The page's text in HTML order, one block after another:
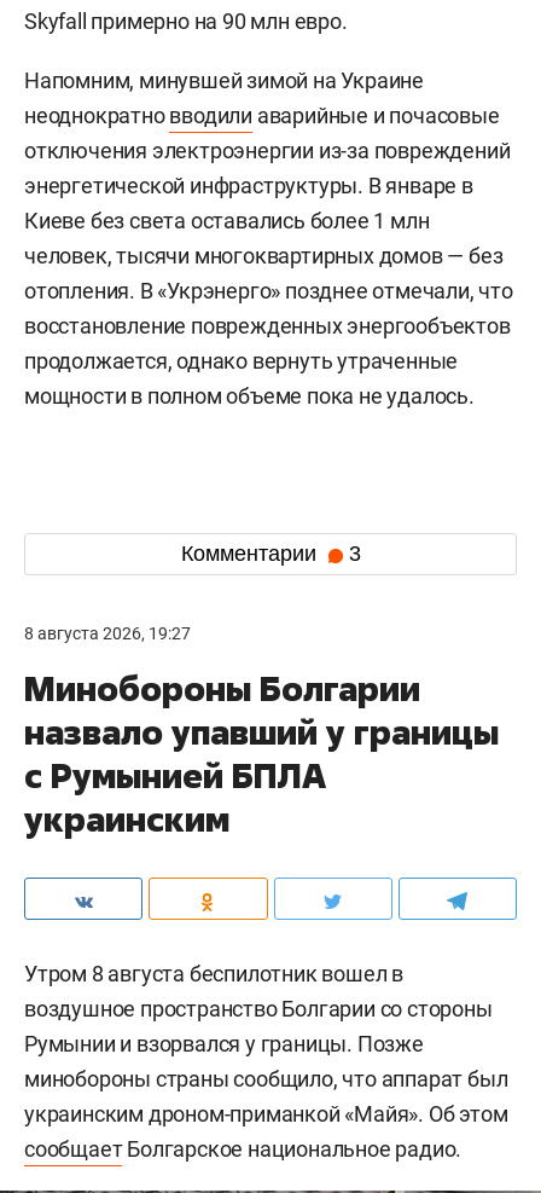
Skyfall примерно на 90 млн евро.
Напомним, минувшей зимой на Украине
неоднократновводили аварийные и почасовые
отключения электроэнергии из-за повреждений
энергетической инфраструктуры. В январе в
Киеве без света оставались более 1 млн
человек, тысячи многоквартирных домов — без
отопления. В «Укрэнерго» позднее отмечали, что
восстановление поврежденных энергообъектов
продолжается, однако вернуть утраченные
мощности в полном объеме пока не удалось.
Комментарии 3
8 августа 2026, 19:27
Минобороны Болгарии
назвало упавший у границы
с Румынией БПЛА
украинским
Утром 8 августа беспилотник вошел в
воздушное пространство Болгарии со стороны
Румынии и взорвался у границы. Позже
минобороны страны сообщило, что аппарат был
украинским дроном-приманкой «Майя». Об этом
сообщаетБолгарское национальное радио.